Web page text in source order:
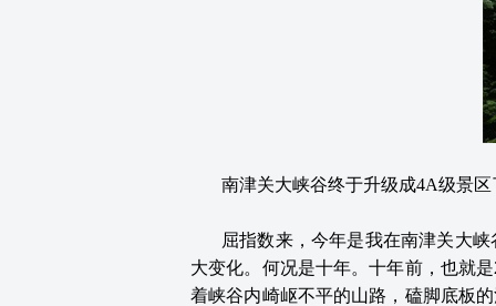
南津关大峡谷终于升级成4A级景区
屈指数来，今年是我在南津关大
大变化。何况是十年。十年前，也就
着峡谷内崎岖不平的山路，磕脚底板